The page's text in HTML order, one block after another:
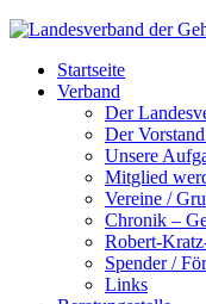
Startseite
Verband
Der
Der
Unsere
Mitglied
Vereine /
Chronik –
Robert-
Spender /
Links